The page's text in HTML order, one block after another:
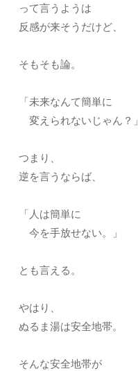
って言うようは
反感が来そうだけど、
そもそも論。
「未来なんて簡単に
変えられないじゃん？」
つまり、
逆を言うならば、
「人は簡単に
今を手放せない。」
とも言える。
やはり、
ぬるま湯は安全地帯。
そんな安全地帯が